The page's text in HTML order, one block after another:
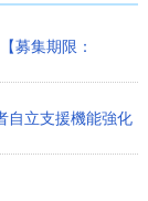
募集期限：
自立支援機能強化